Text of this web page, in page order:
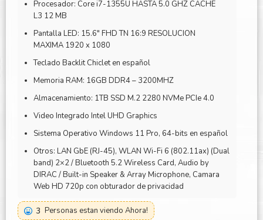
Procesador: Core i7-1355U HASTA 5.0 GHZ CACHE
L3 12 MB
Pantalla LED: 15.6″ FHD TN 16:9 RESOLUCION
MAXIMA 1920 x 1080
Teclado Backlit Chiclet en español
Memoria RAM: 16GB DDR4 – 3200MHZ
Almacenamiento: 1TB SSD M.2 2280 NVMe PCIe 4.0
Video Integrado Intel UHD Graphics
Sistema Operativo Windows 11 Pro, 64-bits en español
Otros: LAN GbE (RJ-45), WLAN Wi-Fi 6 (802.11ax) (Dual
band) 2×2 / Bluetooth 5.2 Wireless Card, Audio by
DIRAC / Built-in Speaker & Array Microphone, Camara
Web HD 720p con obturador de privacidad
3 Personas estan viendo Ahora!